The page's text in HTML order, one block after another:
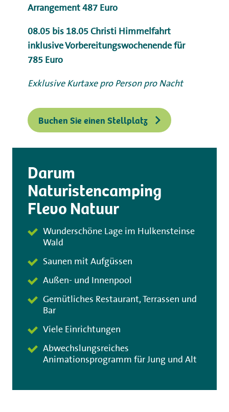
Arrangement 487 Euro
08.05 bis 18.05 Christi Himmelfahrt
inklusive Vorbereitungswochenende für
785 Euro
Exklusive Kurtaxe pro Person pro Nacht
Buchen Sie einen Stellplatz
Darum
Naturistencamping
Flevo Natuur
Wunderschöne Lage im Hulkensteinse
Wald
Saunen mit Aufgüssen
Außen- und Innenpool
Gemütliches Restaurant, Terrassen und
Bar
Viele Einrichtungen
Abwechslungsreiches
Animationsprogramm für Jung und Alt